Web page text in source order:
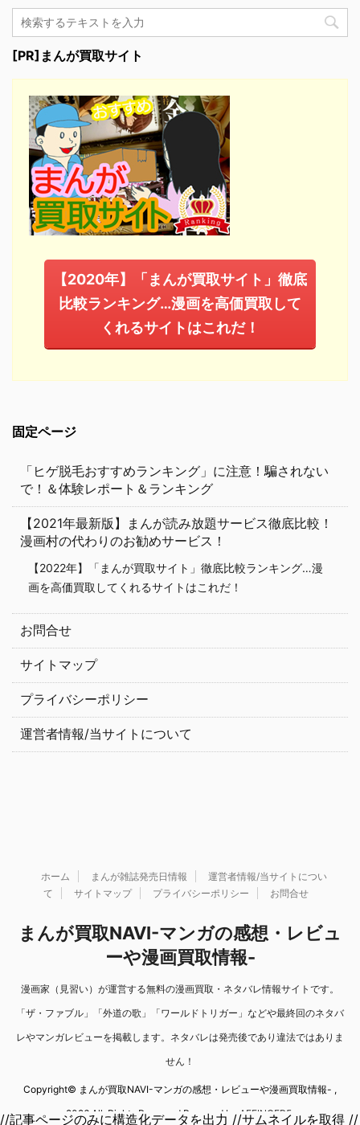
[PR]まんが買取サイト
【2020年】「まんが買取サイト」徹底
比較ランキング…漫画を高価買取して
くれるサイトはこれだ！
固定ページ
「ヒゲ脱毛おすすめランキング」に注意！騙されない
で！＆体験レポート＆ランキング
【2021年最新版】まんが読み放題サービス徹底比較！
漫画村の代わりのお勧めサービス！
【2022年】「まんが買取サイト」徹底比較ランキング…漫
画を高価買取してくれるサイトはこれだ！
お問合せ
サイトマップ
プライバシーポリシー
運営者情報/当サイトについて
ホーム まんが雑誌発売日情報
運営者情報/当サイトについ
て
サイトマップ プライバシーポリシー お問合せ
まんが買取NAVI-マンガの感想・レビュ
ーや漫画買取情報-
漫画家（見習い）が運営する無料の漫画買取・ネタバレ情報サイトです。
「ザ・ファブル」「外道の歌」「ワールドトリガー」などや最終回のネタバ
レやマンガレビューを掲載します。ネタバレは発売後であり違法ではありま
せん！
Copyright© まんが買取NAVI-マンガの感想・レビューや漫画買取情報- ,
2026 All Rights Reserved Powered by AFFINGER5
//記事ページのみに構造化データを出力 //サムネイルを取得 //